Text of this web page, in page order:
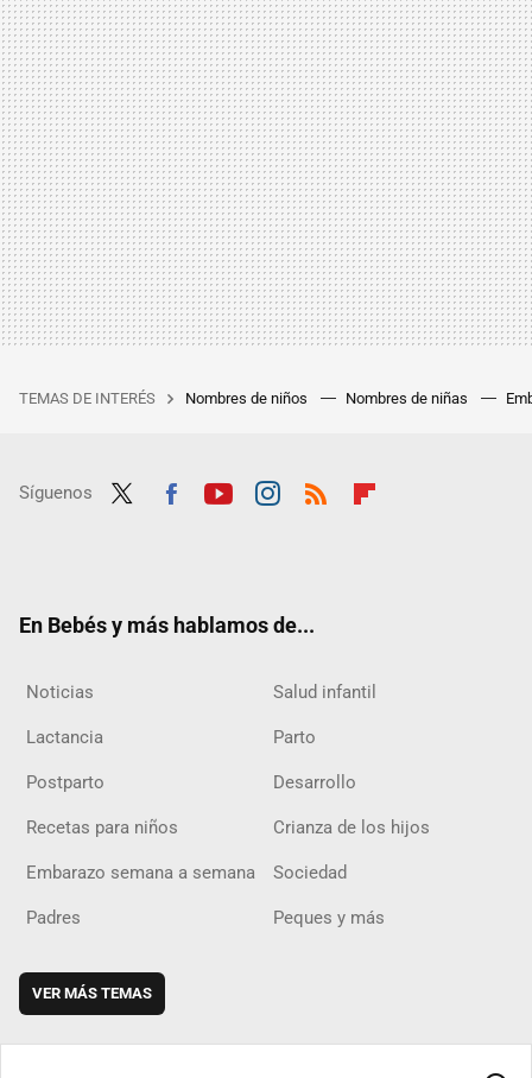
TEMAS DE INTERÉS Nombres de niños Nombres de niñas
Síguenos
En Bebés y más hablamos de...
Noticias Salud infantil
Lactancia Parto
Postparto Desarrollo
Recetas para niños Crianza de los hijos
Embarazo semana a semana Sociedad
Padres Peques y más
VER MÁS TEMAS